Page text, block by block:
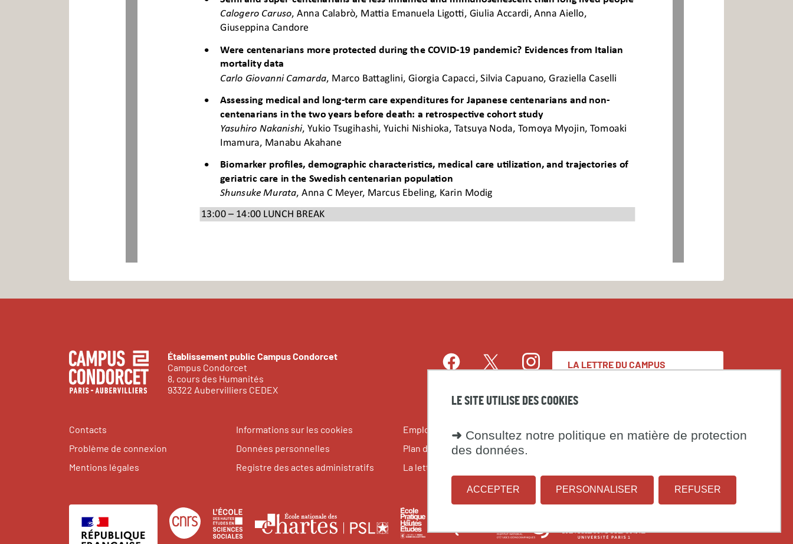
LE SITE UTILISE DES COOKIES
➜ Consultez notre politique en matière de protection
des données.
ACCEPTER REFUSER
PERSONNALISER
Calogero Caruso, Anna Calabrò, Maƫ a Emanuela Ligoƫ , Giulia Accardi, Anna Aiello,
Giuseppina Candore

Were centenarians more protected during the COVID-19 pandemic? Evidences from Italian
mortality data
Carlo Giovanni Camarda, Marco BaƩaglini, Giorgia Capacci, Silvia Capuano, Graziella Caselli

Assessing medical and long-term care expenditures for Japanese centenarians and non-
centenarians in the two years before death: a retrospecƟve cohort study
Yasuhiro Nakanishi, Yukio Tsugihashi, Yuichi Nishioka, Tatsuya Noda, Tomoya Myojin, Tomoaki
Imamura, Manabu Akahane

Biomarker profiles, demographic characterisƟcs, medical care uƟlizaƟon, and trajectories of
geriatric care in the Swedish centenarian populaƟon
Shunsuke Murata, Anna C Meyer, Marcus Ebeling, Karin Modig
13:00 – 14:00 LUNCH BREAK
Établissement public Campus Condorcet
Campus Condorcet
8, cours des Humanités
93322 Aubervilliers CEDEX
FacebookTwitterInstagramLA LETTRE DU CAMPUS
Contacts
Problème de connexion
Mentions légales
Informations sur les cookies
Données personnelles
Registre des actes administratifs
Emplois et stages
Plan du site
La lettre du Campus Condorcet
Espace presse
Centre
national
École
des
École
nationale
École
pratique
maison
national
Paris